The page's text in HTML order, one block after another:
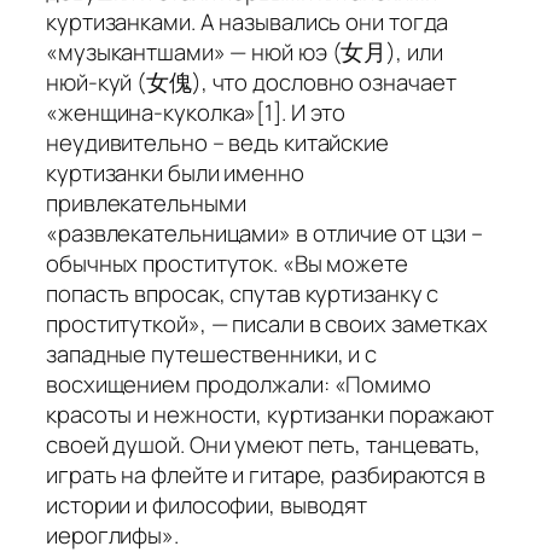
куртизанками. А назывались они тогда
«музыкантшами» — нюй юэ (女月), или
нюй-куй (女傀), что дословно означает
«женщина-куколка»[1]. И это
неудивительно – ведь китайские
куртизанки были именно
привлекательными
«развлекательницами» в отличие от цзи –
обычных проституток. «Вы можете
попасть впросак, спутав куртизанку с
проституткой», — писали в своих заметках
западные путешественники, и с
восхищением продолжали: «Помимо
красоты и нежности, куртизанки поражают
своей душой. Они умеют петь, танцевать,
играть на флейте и гитаре, разбираются в
истории и философии, выводят
иероглифы».